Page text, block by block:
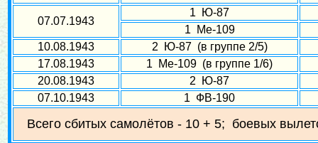
07.07.1943
1 Ю-87
1 Ме-109
10.08.1943
2 Ю-87 (в группе 2/5)
17.08.1943
1 Ме-109 (в группе 1/6)
20.08.1943
2 Ю-87
07.10.1943
1 ФВ-190
Всего сбитых самолётов - 10 + 5; боевых